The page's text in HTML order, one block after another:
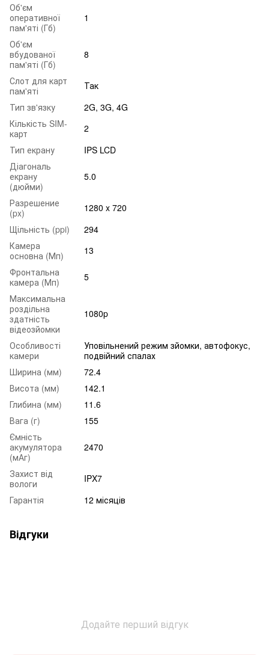
Об'єм
оперативної
пам'яті (Гб)
1
Об'єм
вбудованої
пам'яті (Гб)
8
Слот для карт
пам'яті
Так
Тип зв'язку
2G, 3G, 4G
Кількість SIM-
карт
2
Тип екрану
IPS LCD
Діагональ
екрану
(дюйми)
5.0
Разрешение
(px)
1280 x 720
Щільність (ppi)
294
Камера
основна (Мп)
13
Фронтальна
камера (Мп)
5
Максимальна
роздільна
здатність
відеозйомки
1080p
Особливості
камери
Уповільнений режим зйомки, автофокус,
подвійний спалах
Ширина (мм)
72.4
Висота (мм)
142.1
Глибина (мм)
11.6
Вага (г)
155
Ємність
акумулятора
(мАг)
2470
Захист від
вологи
IPX7
Гарантія
12 місяців
Відгуки
Додайте перший відгук